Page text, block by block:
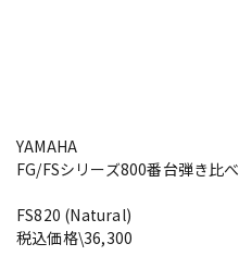
YAMAHA
FG/FSシリーズ800番台弾き比べ
FS820 (Natural)
税込価格\36,300